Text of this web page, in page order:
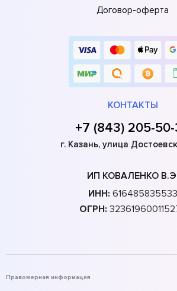
Договор-оферта
КОНТАКТЫ
+7 (843) 205-
г. Казань, улица
ИП КОВАЛЕНКО
ИНН: 616485835533
ОГРН:
Правомерная информация